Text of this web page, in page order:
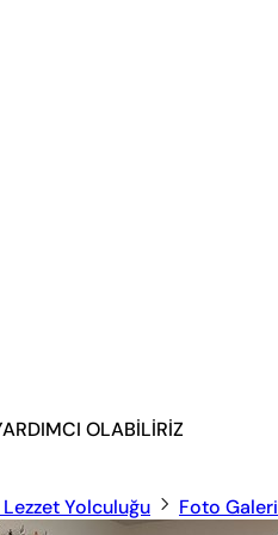
OLABİLİRİZ
Yolculuğu Foto Galeri